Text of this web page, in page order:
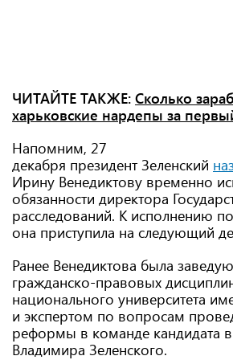
ЧИТАЙТЕ ТАКЖЕ: Сколько
харьковские нардепы за
Напомним, 27
декабря президент Зеленский
Ирину Венедиктову временно
обязанности директора
расследований. К исполнению
она приступила на следующий
Ранее Венедиктова была
гражданско-правовых
национального университета
и экспертом по вопросам
реформы в команде кандидата
Владимира Зеленского.